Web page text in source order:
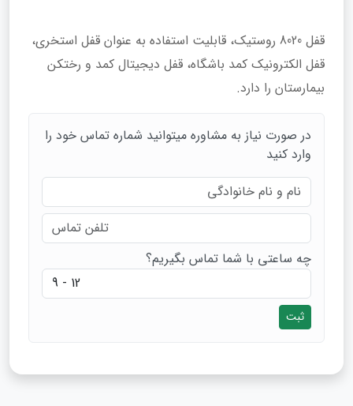
قفل 8020 روستیک، قابلیت استفاده به عنوان قفل استخری،
قفل الکترونیک کمد باشگاه، قفل دیجیتال کمد و رختکن
بیمارستان را دارد.
در صورت نیاز به مشاوره میتوانید شماره تماس خود را
وارد کنید
چه ساعتی با شما تماس بگیریم؟
ثبت